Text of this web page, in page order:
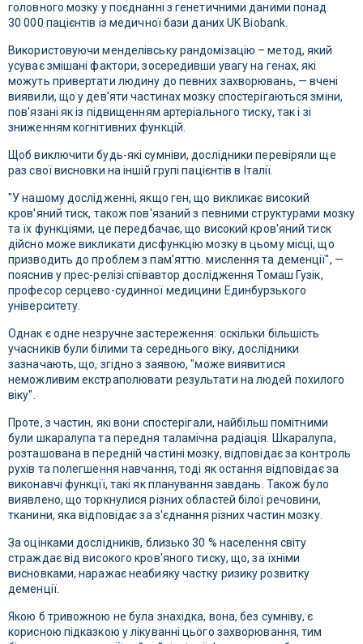
головного мозку у поєднанні з генетичними даними понад
30 000 пацієнтів із медичної бази даних UK Biobank.
Використовуючи менделівську рандомізацію – метод, який
усуває змішані фактори, зосередивши увагу на генах, які
можуть привертати людину до певних захворювань, — вчені
виявили, що у дев'яти частинах мозку спостерігаються зміни,
пов'язані як із підвищенням артеріального тиску, так і зі
зниженням когнітивних функцій.
Щоб виключити будь-які сумніви, дослідники перевіряли ще
раз свої висновки на іншій групі пацієнтів в Італії.
"У нашому дослідженні, якщо ген, що викликає високий
кров'яний тиск, також пов'язаний з певними структурами мозку
та їх функціями, це передбачає, що високий кров'яний тиск
дійсно може викликати дисфункцію мозку в цьому місці, що
призводить до проблем з пам'яттю. мислення та деменції", —
пояснив у прес-релізі співавтор дослідження Томаш Гузік,
професор серцево-судинної медицини Единбурзького
університету.
Однак є одне незручне застереження: оскільки більшість
учасників були білими та середнього віку, дослідники
зазначають, що, згідно з заявою, "може виявитися
неможливим екстраполювати результати на людей похилого
віку".
Проте, з частин, які вони спостерігали, найбільш помітними
були шкаралупа та передня таламічна радіація. Шкаралупа,
розташована в передній частині мозку, відповідає за контроль
рухів та полегшення навчання, тоді як остання відповідає за
виконавчі функції, такі як планування завдань. Також було
виявлено, що торкнулися різних областей білої речовини,
тканини, яка відповідає за з'єднання різних частин мозку.
За оцінками дослідників, близько 30 % населення світу
страждає від високого кров'яного тиску, що, за їхніми
висновками, наражає неабияку частку ризику розвитку
деменції.
Якою б тривожною не була знахідка, вона, без сумніву, є
корисною підказкою у лікуванні цього захворювання, тим